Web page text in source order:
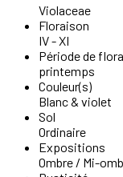
Violaceae
Floraison
IV - XI
Période de
printemps
Couleur(s)
Blanc & violet
Sol
Ordinaire
Expositions
Ombre / Mi-